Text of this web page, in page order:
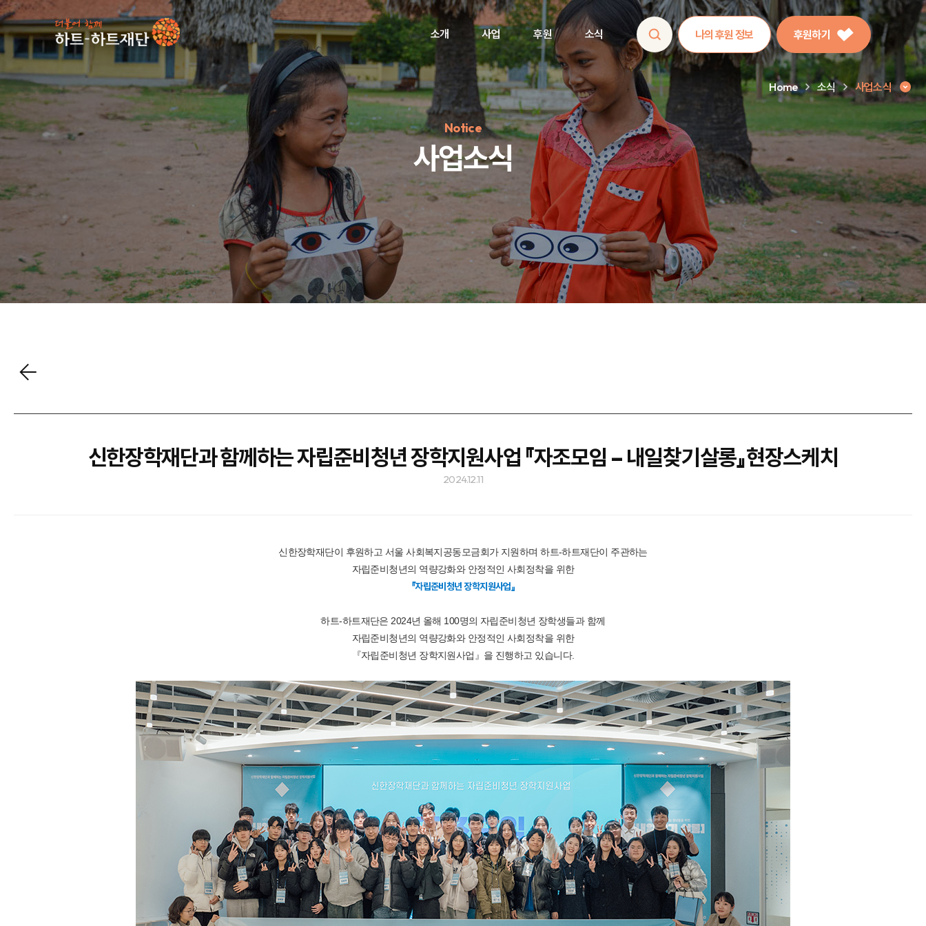
소개 사업 후원 소식 나의 후원 정보 후원하기
인기 키워드 #정기후원 #하트플레이스#캠페인#팬덤후원
Home 소식 사업소식
Notice
사업소식
사업소식
신한장학재단과 함께하는 자립준비청년 장학지원사업 『자조모임 – 내일찾기살롱』현장스케치
2024.12.11
신한장학재단이 후원하고 서울 사회복지공동모금회가 지원하며 하트-하트재단이 주관하는
자립준비청년의 역량강화와 안정적인 사회정착을 위한
『자립준비청년 장학지원사업』
하트-하트재단은 2024년 올해 100명의 자립준비청년 장학생들과 함께
자립준비청년의 역량강화와 안정적인 사회정착을 위한
『자립준비청년 장학지원사업』을 진행하고 있습니다.